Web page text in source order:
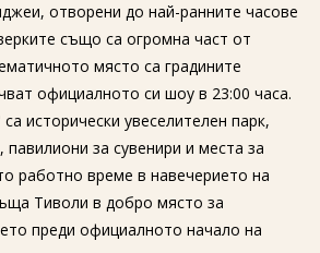
отворени до най-ранните часове
също са огромна част от
място са градините
официалното си шоу в 23:00 часа.
исторически увеселителен парк,
за сувенири и места за
работно време в навечерието на
Тиволи в добро място за
преди официалното начало на